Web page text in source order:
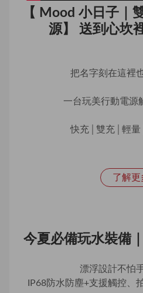
【 Mood 小日子｜
源】 送到心坎
把名字刻在這裡
一台玩美行動電源
快充│雙充│輕
了解更
今夏必備玩水裝備
漂浮設計不怕
IP68防水防塵+支援觸控、